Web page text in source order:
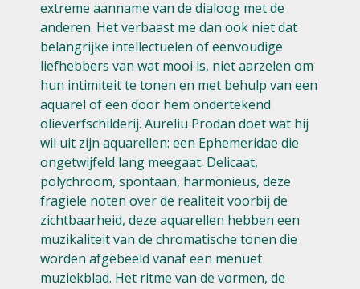
extreme aanname van de dialoog met de
anderen. Het verbaast me dan ook niet dat
belangrijke intellectuelen of eenvoudige
liefhebbers van wat mooi is, niet aarzelen om
hun intimiteit te tonen en met behulp van een
aquarel of een door hem ondertekend
olieverfschilderij. Aureliu Prodan doet wat hij
wil uit zijn aquarellen: een Ephemeridae die
ongetwijfeld lang meegaat. Delicaat,
polychroom, spontaan, harmonieus, deze
fragiele noten over de realiteit voorbij de
zichtbaarheid, deze aquarellen hebben een
muzikaliteit van de chromatische tonen die
worden afgebeeld vanaf een menuet
muziekblad. Het ritme van de vormen, de